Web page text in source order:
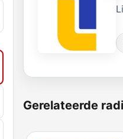
Gerelateerde